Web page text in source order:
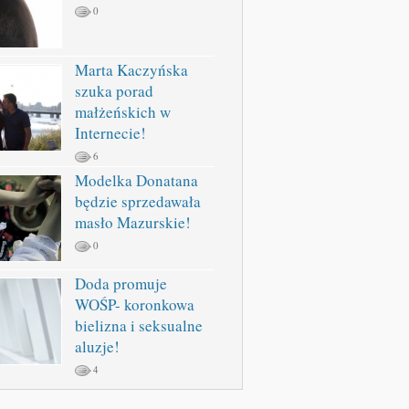
0
Marta Kaczyńska
szuka porad
małżeńskich w
Internecie!
6
Modelka Donatana
będzie sprzedawała
masło Mazurskie!
0
Doda promuje
WOŚP- koronkowa
bielizna i seksualne
aluzje!
4